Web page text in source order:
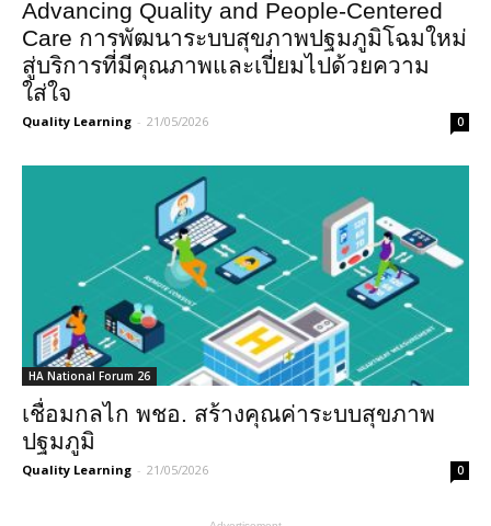
Advancing Quality and People-Centered
Care การพัฒนาระบบสุขภาพปฐมภูมิโฉมใหม่
สู่บริการที่มีคุณภาพและเปี่ยมไปด้วยความ
ใส่ใจ
Quality Learning - 21/05/2026 0
HA National Forum 26
เชื่อมกลไก พชอ. สร้างคุณค่าระบบสุขภาพ
ปฐมภูมิ
Quality Learning - 21/05/2026 0